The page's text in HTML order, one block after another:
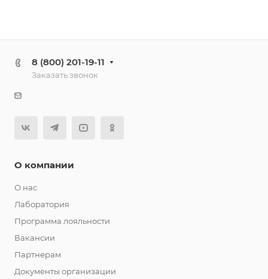
8 (800) 201-19-11
Заказать звонок
О компании
О нас
Лаборатория
Программа лояльности
Вакансии
Партнерам
Документы организации